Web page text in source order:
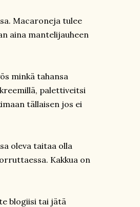
Macaroneja tulee
aina mantelijauheen
minkä tahansa
palettiveitsi
tällaisen jos ei
oleva taitaa olla
Kakkua on
blogiisi tai jätä